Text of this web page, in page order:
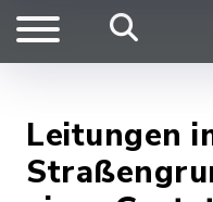
Leitungen